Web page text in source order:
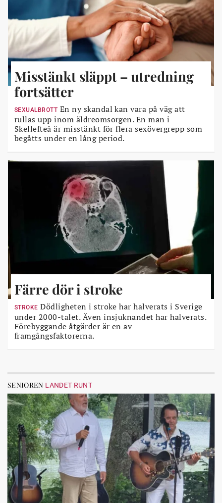
Misstänkt släppt – utredning
fortsätter
SEXUALBROTT En ny skandal kan vara på väg att
rullas upp inom äldreomsorgen. En man i
Skellefteå är misstänkt för flera sexövergrepp som
begåtts under en lång period.
Färre dör i stroke
STROKE Dödligheten i stroke har halverats i Sverige
under 2000-talet. Även insjuknandet har halverats.
Förebyggande åtgärder är en av
framgångsfaktorerna.
SENIOREN LANDET RUNT